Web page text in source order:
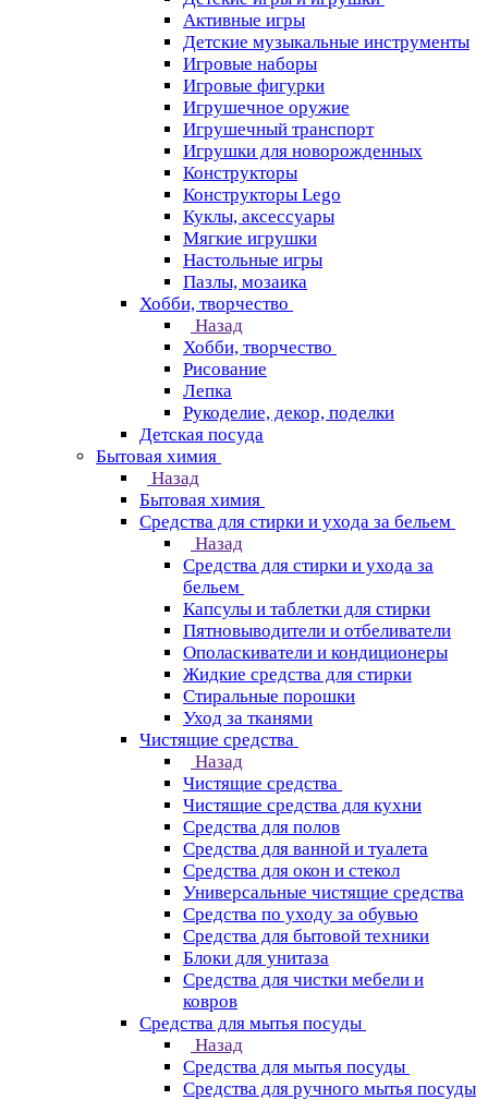
Активные игры
Детские музыкальные инструменты
Игровые наборы
Игровые фигурки
Игрушечное оружие
Игрушечный транспорт
Игрушки для новорожденных
Конструкторы
Конструкторы Lego
Куклы, аксессуары
Мягкие игрушки
Настольные игры
Пазлы, мозаика
Хобби, творчество
Назад
Хобби, творчество
Рисование
Лепка
Рукоделие, декор, поделки
Детская посуда
Бытовая химия
Назад
Бытовая химия
Средства для стирки и ухода за бельем
Назад
Средства для стирки и ухода за
бельем
Капсулы и таблетки для стирки
Пятновыводители и отбеливатели
Ополаскиватели и кондиционеры
Жидкие средства для стирки
Стиральные порошки
Уход за тканями
Чистящие средства
Назад
Чистящие средства
Чистящие средства для кухни
Средства для полов
Средства для ванной и туалета
Средства для окон и стекол
Универсальные чистящие средства
Средства по уходу за обувью
Средства для бытовой техники
Блоки для унитаза
Средства для чистки мебели и
ковров
Средства для мытья посуды
Назад
Средства для мытья посуды
Средства для ручного мытья посуды